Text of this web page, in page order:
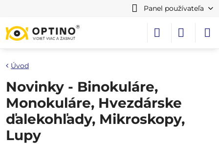
Panel používateľa
Úvod
Novinky - Binokuláre,
Monokuláre, Hvezdárske
ďalekohľady, Mikroskopy,
Lupy